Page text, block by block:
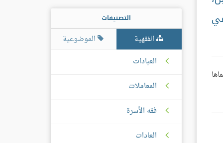
التصنيفات
الفقهية
الموضوعية
العبادات
المعاملات
فقه الأسرة
العادات